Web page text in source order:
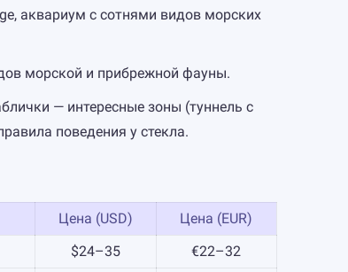
аквариум с сотнями видов морских
морской и прибрежной фауны.
— интересные зоны (туннель с
поведения у стекла.
Цена (USD)
Цена (EUR)
$24–35 €22–32